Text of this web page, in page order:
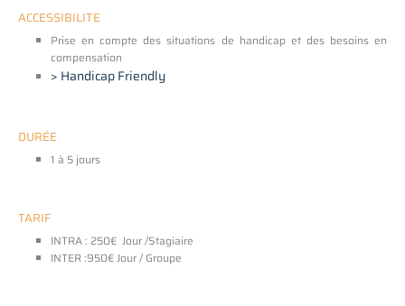
ACCESSIBILITE
Prise en compte des situations de handicap et des besoins en
compensation
> Handicap Friendly
DURÉE
1 à 5 jours
TARIF
INTRA : 250€ Jour /Stagiaire
INTER :950€ Jour / Groupe